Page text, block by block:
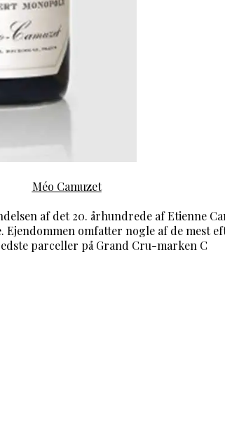
Méo Camuzet
af det 20. århundrede af Etienne
omfatter nogle af de mest
parceller på Grand Cru-marken C